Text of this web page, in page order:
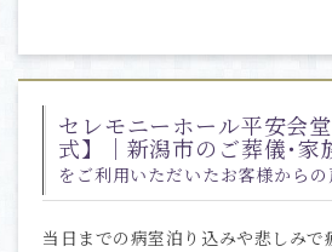
セレモニーホール平安会
式】｜新潟市のご葬儀･家
をご利用いただいたお客様からの
当日までの病室泊り込みや悲しみで